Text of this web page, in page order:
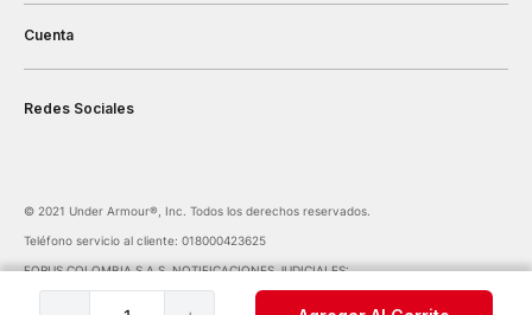
Cuenta
Redes Sociales
©️ 2021 Under Armour®️, Inc. Todos los derechos reservados.
Teléfono servicio al cliente: 018000423625
FORUS COLOMBIA S.A.S. NOTIFICACIONES JUDICIALES:
notificaciones@forus.com.co
| Av. Carrera 45 Nº 108-27 BOGOTÁ COLOMBIA